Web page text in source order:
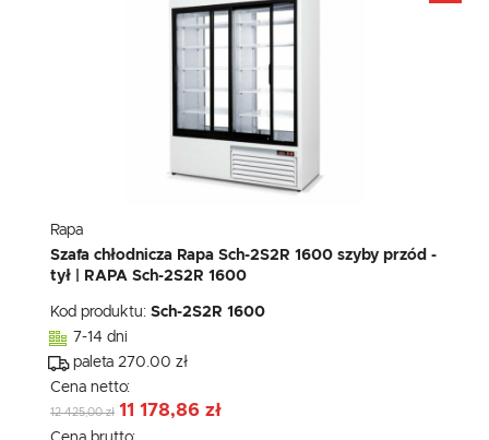
Rapa
Szafa chłodnicza Rapa Sch-2S2R 1600 szyby przód -
tył | RAPA Sch-2S2R 1600
Kod produktu: Sch-2S2R 1600
7-14 dni
paleta 270.00 zł
Cena netto:
12 425,00 zł 11 178,86 zł